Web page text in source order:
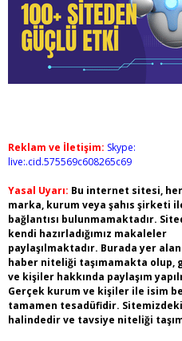
Reklam ve İletişim: Skype:
live:.cid.575569c608265c69
Yasal Uyarı: Bu internet sitesi,
marka, kurum veya şahıs şirketi
bağlantısı bulunmamaktadır.
kendi hazırladığımız makaleler
paylaşılmaktadır. Burada yer
haber niteliği taşımamakta olup,
ve kişiler hakkında paylaşım
Gerçek kurum ve kişiler ile isim
tamamen tesadüfidir.
halindedir ve tavsiye niteliği